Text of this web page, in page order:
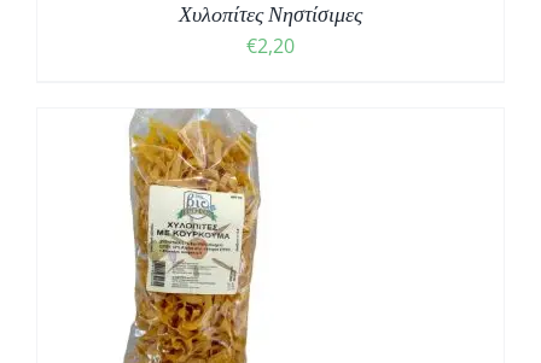
Χυλοπίτες Νηστίσιμες
€2,20